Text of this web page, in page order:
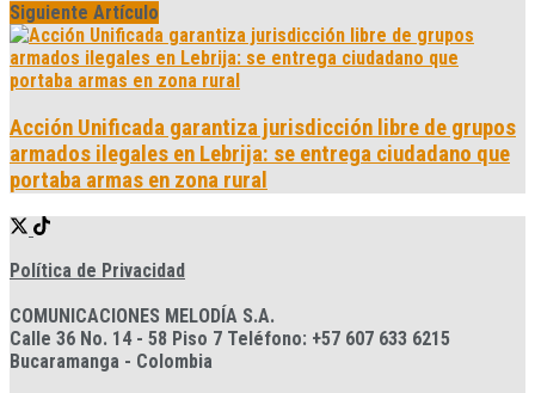
Siguiente Artículo
Acción Unificada garantiza jurisdicción libre de grupos
armados ilegales en Lebrija: se entrega ciudadano que
portaba armas en zona rural
Política de Privacidad
COMUNICACIONES MELODÍA S.A.
Calle 36 No. 14 - 58 Piso 7 Teléfono: +57 607 633 6215
Bucaramanga - Colombia